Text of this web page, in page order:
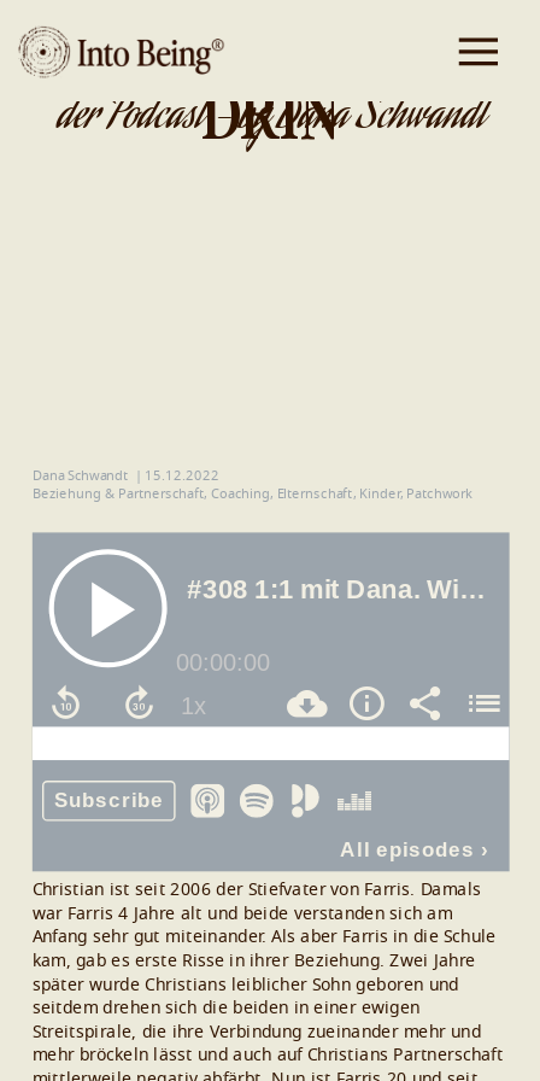
DA IST GOLD
DRIN
der Podcast - by Dana Schwandt
Dana Schwandt
15.12.2022
Beziehung & Partnerschaft, Coaching, Elternschaft, Kinder, Patchwork
Christian ist seit 2006 der Stiefvater von Farris. Damals
war Farris 4 Jahre alt und beide verstanden sich am
Anfang sehr gut miteinander. Als aber Farris in die Schule
kam, gab es erste Risse in ihrer Beziehung. Zwei Jahre
später wurde Christians leiblicher Sohn geboren und
seitdem drehen sich die beiden in einer ewigen
Streitspirale, die ihre Verbindung zueinander mehr und
mehr bröckeln lässt und auch auf Christians Partnerschaft